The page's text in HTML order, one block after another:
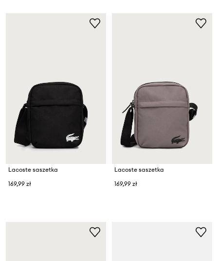
Lacoste saszetka
169,99 zł
Lacoste saszetka
169,99 zł